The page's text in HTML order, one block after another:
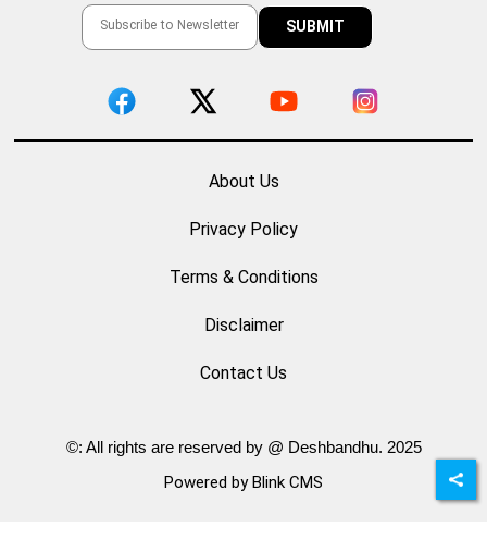
About Us
Privacy Policy
Terms & Conditions
Disclaimer
Contact Us
©: All rights are reserved by @ Deshbandhu. 2025
Powered by Blink CMS